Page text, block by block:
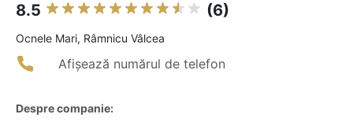
8.5 (6)
Ocnele Mari, Râmnicu Vâlcea
Afișează numărul de telefon
Despre companie: